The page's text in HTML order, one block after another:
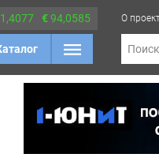
€94,0585 О
Поиск